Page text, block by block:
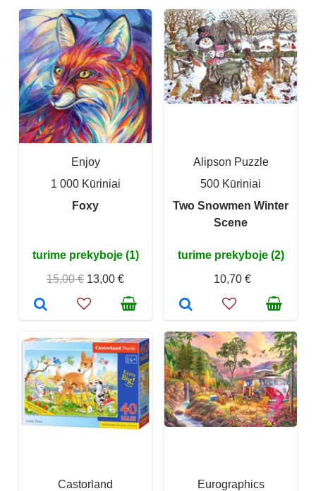
Enjoy
1 000 Kūriniai
Foxy
turime prekyboje (1)
15,00 € 13,00 €
Alipson Puzzle
500 Kūriniai
Two Snowmen Winter
Scene
turime prekyboje (2)
10,70 €
Castorland
Eurographics